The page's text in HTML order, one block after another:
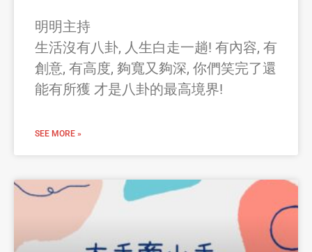
明明主持
生活沒有八卦, 人生白走一趟! 有內容, 有
創意, 有高度, 夠寬又夠深, 你們笑完了還
能有所獲 才是八卦的最高境界!
SEE MORE »